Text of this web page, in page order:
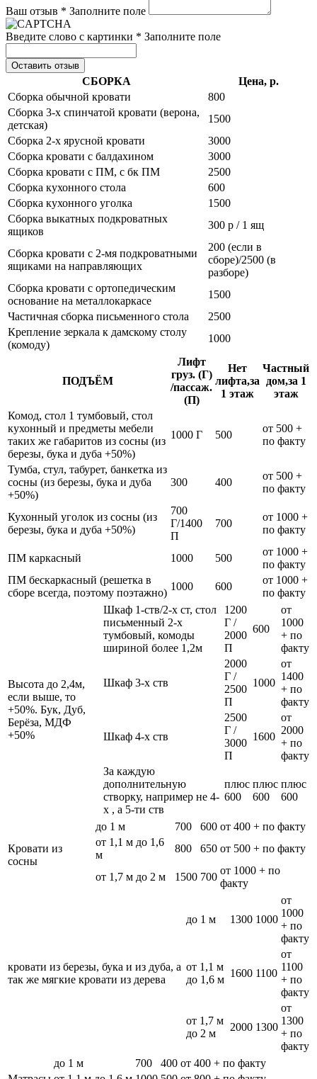
Ваш отзыв * Заполните поле
Введите слово с картинки * Заполните поле
Оставить отзыв
СБОРКА
Цена, р.
Сборка обычной кровати
800
Сборка 3-х спинчатой кровати (верона,
детская)
1500
Сборка 2-х ярусной кровати
3000
Сборка кровати с балдахином
3000
Сборка кровати с ПМ, с бк ПМ
2500
Сборка кухонного стола
600
Сборка кухонного уголка
1500
Сборка выкатных подкроватных
ящиков
300 р / 1 ящ
Сборка кровати с 2-мя подкроватными
ящиками на направляющих
200 (если в
сборе)/2500 (в
разборе)
Сборка кровати с ортопедическим
основание на металлокаркасе
1500
Частичная сборка письменного стола
2500
Крепление зеркала к дамскому столу
(комоду)
1000
ПОДЪЁМ
Лифт
груз. (Г)
/пассаж.
(П)
Нет
лифта,за
1 этаж
Частный
дом,за 1
этаж
Комод, стол 1 тумбовый, стол
кухонный и предметы мебели
таких же габаритов из сосны (из
березы, бука и дуба +50%)
1000 Г 500
от 500 +
по факту
Тумба, стул, табурет, банкетка из
сосны (из березы, бука и дуба
+50%)
300 400
от 500 +
по факту
Кухонный уголок из сосны (из
березы, бука и дуба +50%)
700
Г/1400
П
700
от 1000 +
по факту
ПМ каркасный 1000 500
от 1000 +
по факту
ПМ бескаркасный (решетка в
сборе всегда, поэтому поэтажно)
1000 600
от 1000 +
по факту
Высота до 2,4м,
если выше, то
+50%. Бук, Дуб,
Берёза, МДФ
+50%
Шкаф 1-ств/2-х ст, стол
письменный 2-х
тумбовый, комоды
шириной более 1,2м
1200
Г /
2000
П
600
от
1000
+ по
факту
Шкаф 3-х ств
2000
Г /
2500
П
1000
от
1400
+ по
факту
Шкаф 4-х ств
2500
Г /
3000
П
1600
от
2000
+ по
факту
За каждую
дополнительную
створку, например не 4-
х , а 5-ти ств
плюс
600
плюс
600
плюс
600
Кровати из
сосны
до 1 м 700 600 от 400 + по факту
от 1,1 м до 1,6
м
800 650 от 500 + по факту
от 1,7 м до 2 м 1500 700
от 1000 + по
факту
кровати из березы, бука и из дуба, а
так же мягкие кровати из дерева
до 1 м 1300 1000
от
1000
+ по
факту
от 1,1 м
до 1,6 м
1600 1100
от
1100
+ по
факту
от 1,7 м
до 2 м
2000 1300
от
1300
+ по
факту
до 1 м 700 400 от 400 + по факту